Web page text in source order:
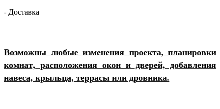
- Доставка
Возможны любые изменения проекта, планировки
комнат, расположения окон и дверей, добавления
навеса, крыльца, террасы или дровника.